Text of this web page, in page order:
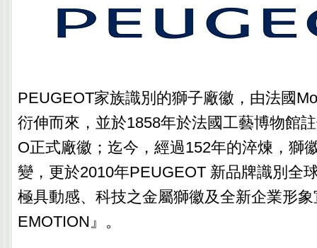
PEUGEOT家族識別的獅子廠徽，由法國
衍伸而來，並於1858年於法國工藝博物館
O正式廠徽；迄今，經過152年的淬煉，獅
變，更於2010年PEUGEOT 新品牌識別全
極具動感、科技之金屬獅徽及全新企業形
EMOTION』。